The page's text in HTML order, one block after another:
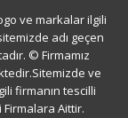
ve markalar ilgili
adı geçen
© Firmamız
ve
firmanın tescilli
Firmalara Aittir.